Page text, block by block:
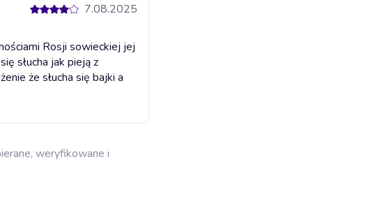
7.08.2025
Rosji sowieckiej jej
słucha jak pieją z
że słucha się bajki a
weryfikowane i